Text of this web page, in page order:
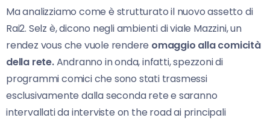
Ma analizziamo come è strutturato il nuovo assetto di
Rai2. Selz è, dicono negli ambienti di viale Mazzini, un
rendez vous che vuole rendere omaggio alla comicità
della rete.Andranno in onda, infatti, spezzoni di
programmi comici che sono stati trasmessi
esclusivamente dalla seconda rete e saranno
intervallati da interviste on the road ai principali